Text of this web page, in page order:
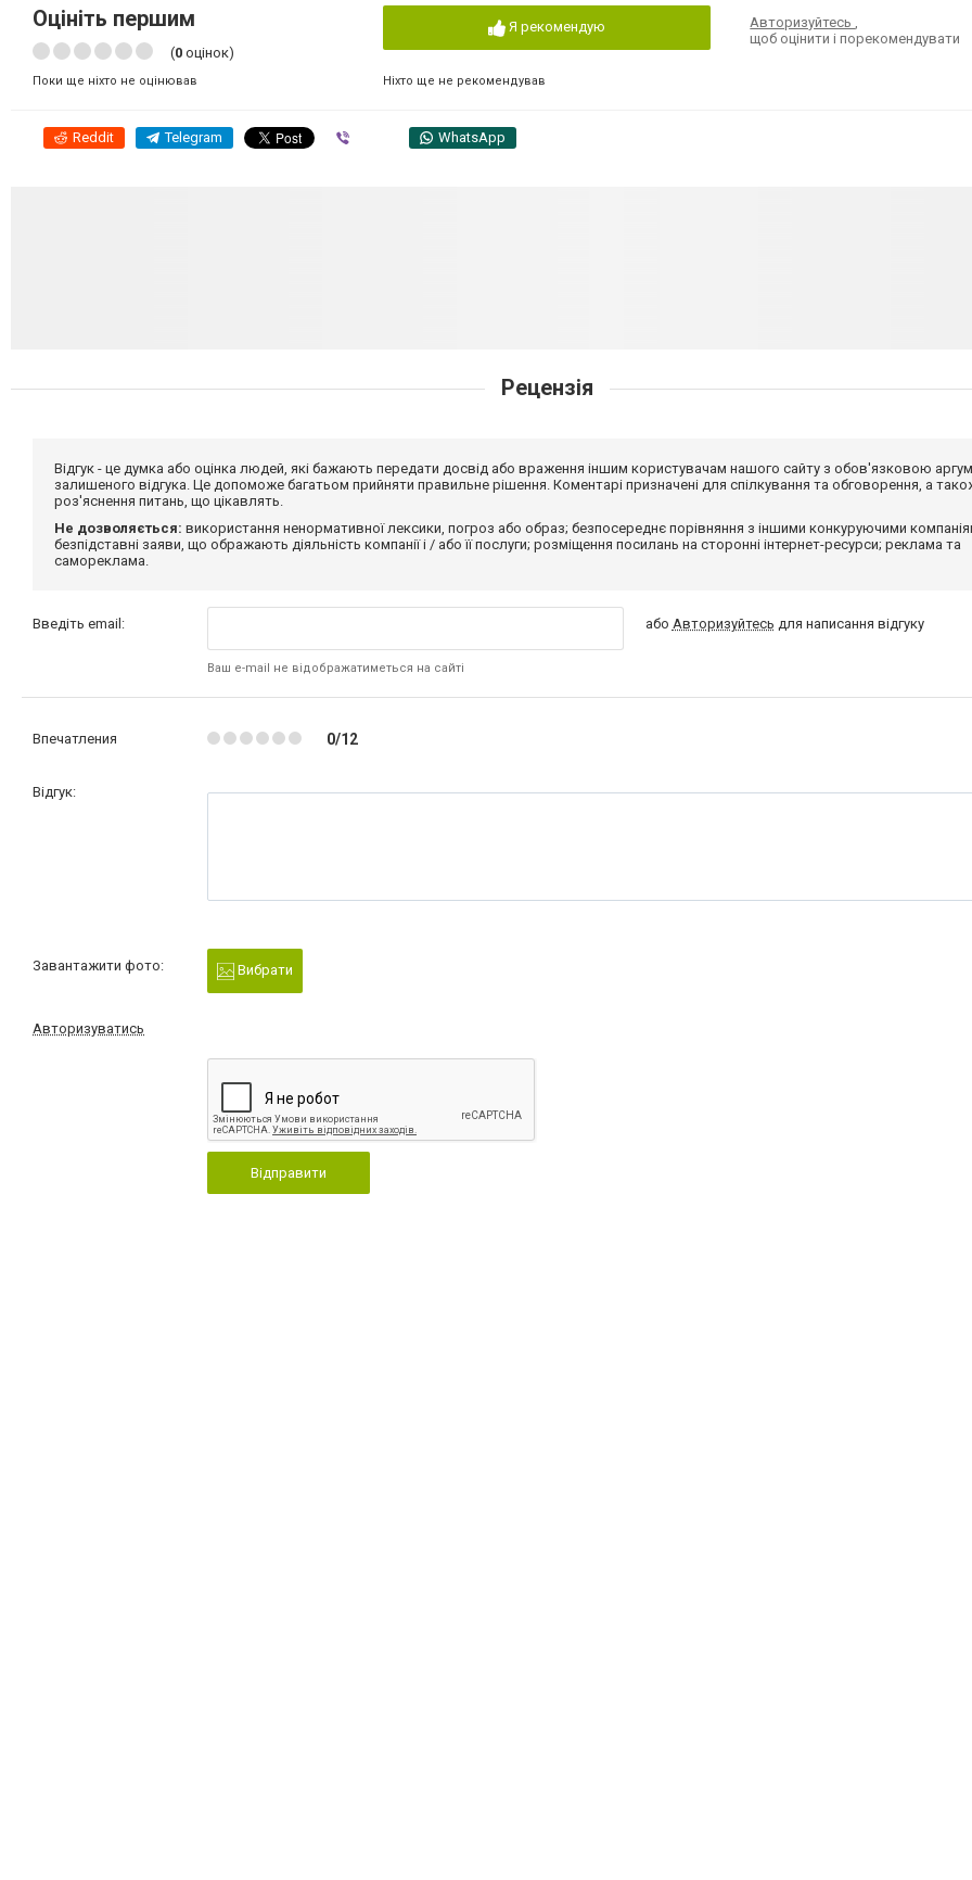
Оцініть першим
(0 оцінок)
Поки ще ніхто не оцінював
Я рекомендую
Ніхто ще не рекомендував
Авторизуйтесь,
щоб оцінити і порекомендувати
Reddit Telegram WhatsApp
Рецензія
Відгук - це думка або оцінка людей, які бажають передати досвід або враження іншим користувачам нашого сайту з обов'язковою
залишеного відгука. Це допоможе багатьом прийняти правильне рішення. Коментарі призначені для спілкування та обговорення, а
роз'яснення питань, що цікавлять.
Не дозволяється: використання ненормативної лексики, погроз або образ; безпосереднє порівняння з іншими конкуруючими
безпідставні заяви, що ображають діяльність компанії і / або її послуги; розміщення посилань на сторонні інтернет-ресурси; реклама та
самореклама.
Введіть email:
Ваш e-mail не відображатиметься на сайті
або Авторизуйтесь для написання відгуку
Впечатления 0/12
Відгук:
Завантажити фото: Вибрати
Авторизуватись
Відправити